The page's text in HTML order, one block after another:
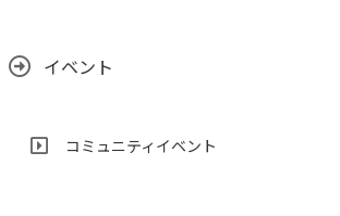
イベント
コミュニティイベント